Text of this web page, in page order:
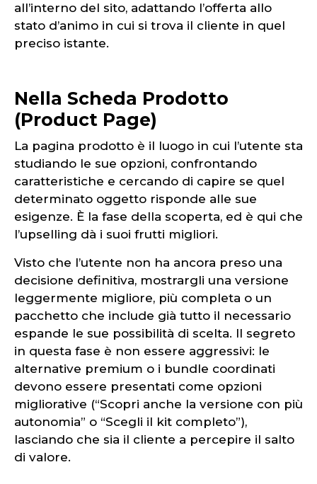
all’interno del sito, adattando l’offerta allo
stato d’animo in cui si trova il cliente in quel
preciso istante.
Nella Scheda Prodotto
(Product Page)
La pagina prodotto è il luogo in cui l’utente sta
studiando le sue opzioni, confrontando
caratteristiche e cercando di capire se quel
determinato oggetto risponde alle sue
esigenze. È la fase della scoperta, ed è qui che
l’upselling dà i suoi frutti migliori.
Visto che l’utente non ha ancora preso una
decisione definitiva, mostrargli una versione
leggermente migliore, più completa o un
pacchetto che include già tutto il necessario
espande le sue possibilità di scelta. Il segreto
in questa fase è non essere aggressivi: le
alternative premium o i bundle coordinati
devono essere presentati come opzioni
migliorative (“Scopri anche la versione con più
autonomia” o “Scegli il kit completo”),
lasciando che sia il cliente a percepire il salto
di valore.